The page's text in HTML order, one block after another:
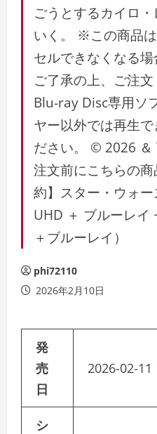
ごうとするカイロ
いく。 ※この商品
セルできなくなる
ご了承の上、ご注
Blu-ray Disc専用ソ
ヤー以外では再生
ださい。 © 2026
注文前にこちらの
約】スター・ウォ
UHD ＋ ブルーレイ
＋ブルーレイ）
phi72110
2026年2月10日
発
売
日
2026-02-11
シ